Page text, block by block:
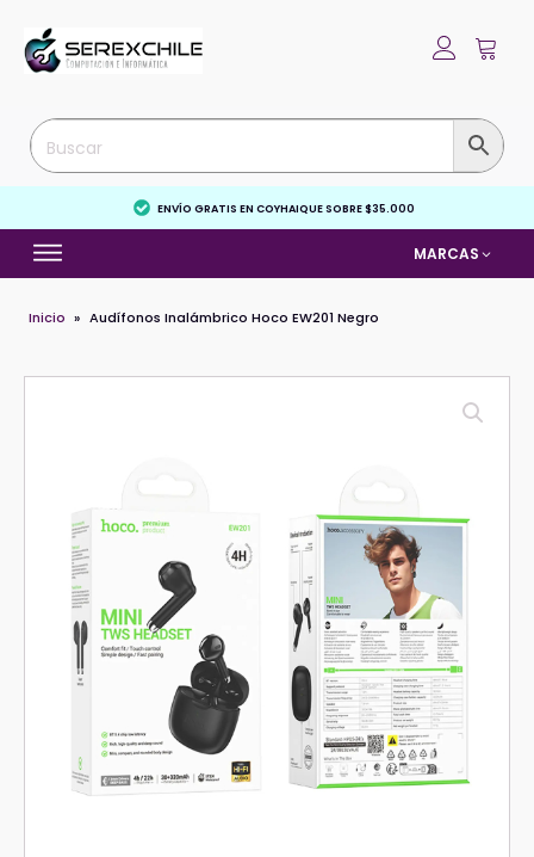
ENVÍO GRATIS EN COYHAIQUE SOBRE $35.000
MARCAS
Inicio » Audífonos Inalámbrico Hoco EW201 Negro